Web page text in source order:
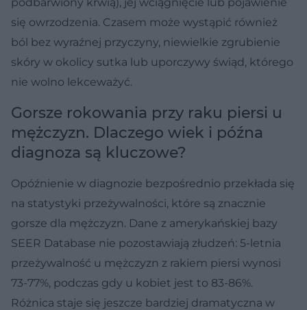
się owrzodzenia. Czasem może wystąpić również
ból bez wyraźnej przyczyny, niewielkie zgrubienie
skóry w okolicy sutka lub uporczywy świąd, którego
nie wolno lekceważyć.
Gorsze rokowania przy raku piersi u
mężczyzn. Dlaczego wiek i późna
diagnoza są kluczowe?
Opóźnienie w diagnozie bezpośrednio przekłada się
na statystyki przeżywalności, które są znacznie
gorsze dla mężczyzn. Dane z amerykańskiej bazy
SEER Database nie pozostawiają złudzeń: 5-letnia
przeżywalność u mężczyzn z rakiem piersi wynosi
73-77%, podczas gdy u kobiet jest to 83-86%.
Różnica staje się jeszcze bardziej dramatyczna w